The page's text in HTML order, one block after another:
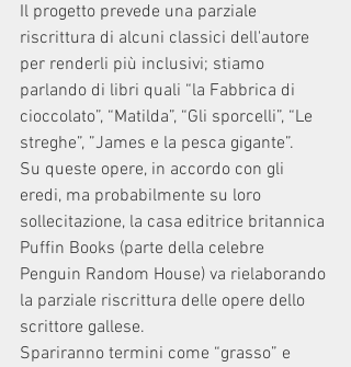
Il progetto prevede una parziale
riscrittura di alcuni classici dell'autore
per renderli più inclusivi; stiamo
parlando di libri quali “la Fabbrica di
cioccolato”, “Matilda”, “Gli sporcelli”, “Le
streghe”, ”James e la pesca gigante”.
Su queste opere, in accordo con gli
eredi, ma probabilmente su loro
sollecitazione, la casa editrice britannica
Puffin Books (parte della celebre
Penguin Random House) va rielaborando
la parziale riscrittura delle opere dello
scrittore gallese.
Spariranno termini come “grasso” e